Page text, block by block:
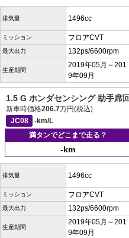
排気量 1496cc
ミッション フロアCVT
最大出力 132ps/6600rpm
生産期間
2019年05月～201
9年09月
1.5 G ホンダセンシング 助手席
新車時価格206.7万円(税込)
JC08
-km/L
満タンでどこまで走る？
-km
排気量 1496cc
ミッション フロアCVT
最大出力 132ps/6600rpm
生産期間
2019年05月～201
9年09月